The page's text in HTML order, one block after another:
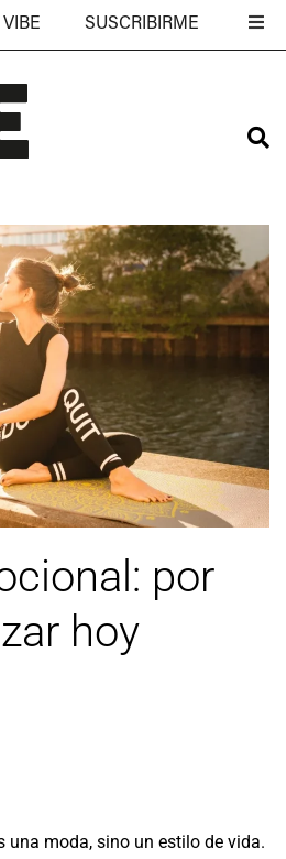
SUSCRIBIRME
por
hoy
una moda, sino un estilo de vida.